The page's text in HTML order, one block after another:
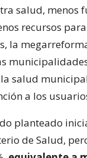
salud, menos
recursos
la
salud
a los
planteado
de Salud,